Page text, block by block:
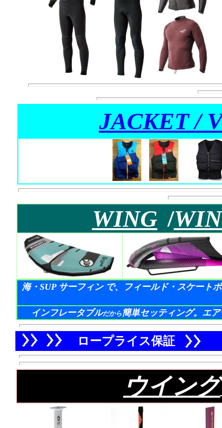
JACKET /
WING /
海・SUP サーフィン で、フィールド・スケート
インフレータブルだから 簡単セッティング。エア
ロープライス保証
ウイング